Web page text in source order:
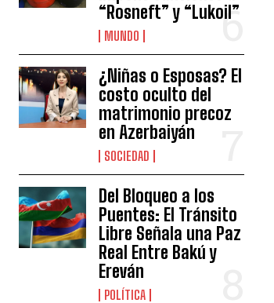
“Rosneft” y “Lukoil”
MUNDO
¿Niñas o Esposas? El
costo oculto del
matrimonio precoz
en Azerbaiyán
SOCIEDAD
Del Bloqueo a los
Puentes: El Tránsito
Libre Señala una Paz
Real Entre Bakú y
Ereván
POLÍTICA